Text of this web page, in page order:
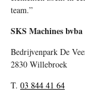
team.”
SKS Machines bvba
Bedrijvenpark De
2830 Willebroek
T. 03 844 41 64